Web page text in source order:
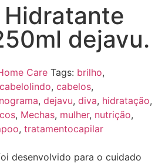
dejavu.
Care Tags: brilho,
cabelolindo, cabelos,
, dejavu, diva, hidratação,
, Mechas, mulher, nutrição,
, tratamentocapilar
desenvolvido para o cuidado